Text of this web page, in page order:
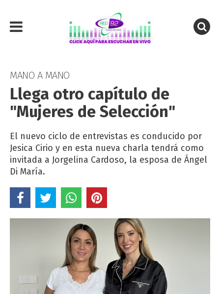
MANO A MANO
Llega otro capítulo de
"Mujeres de Selección"
El nuevo ciclo de entrevistas es conducido por
Jesica Cirio y en esta nueva charla tendrá como
invitada a Jorgelina Cardoso, la esposa de Ángel
Di María.